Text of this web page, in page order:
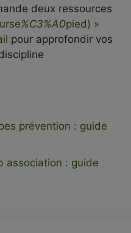
deux ressources
%C3%A0pied) »
pour approfondir vos
prévention : guide
association : guide